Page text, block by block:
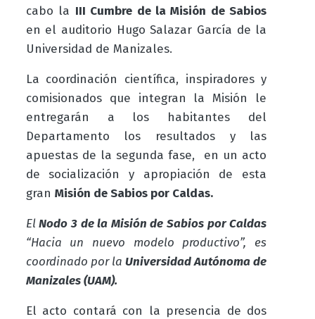
cabo la III Cumbre de la Misión de Sabios
en el auditorio Hugo Salazar García de la
Universidad de Manizales.
La coordinación científica, inspiradores y
comisionados que integran la Misión le
entregarán a los habitantes del
Departamento los resultados y las
apuestas de la segunda fase, en un acto
de socialización y apropiación de esta
gran Misión de Sabios por Caldas.
ElNodo 3 de la Misión de Sabios por Caldas
“Hacia un nuevo modelo productivo”, es
coordinado por laUniversidad Autónoma de
Manizales (UAM).
El acto contará con la presencia de dos